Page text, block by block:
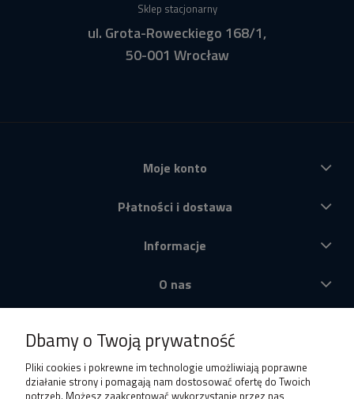
Sklep stacjonarny
ul. Grota-Roweckiego 168/1,
50-001 Wrocław
Moje konto
Płatności i dostawa
Informacje
O nas
Dbamy o Twoją prywatność
Pliki cookies i pokrewne im technologie umożliwiają poprawne
działanie strony i pomagają nam dostosować ofertę do Twoich
potrzeb. Możesz zaakceptować wykorzystanie przez nas